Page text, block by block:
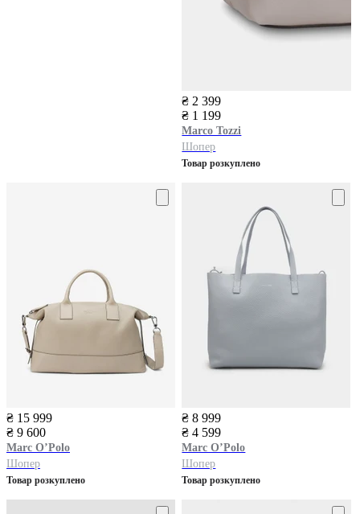
₴ 2 399
₴ 1 199
Marco Tozzi
Шопер
Товар розкуплено
₴ 15 999
₴ 9 600
Marc O’Polo
Шопер
Товар розкуплено
₴ 8 999
₴ 4 599
Marc O’Polo
Шопер
Товар розкуплено